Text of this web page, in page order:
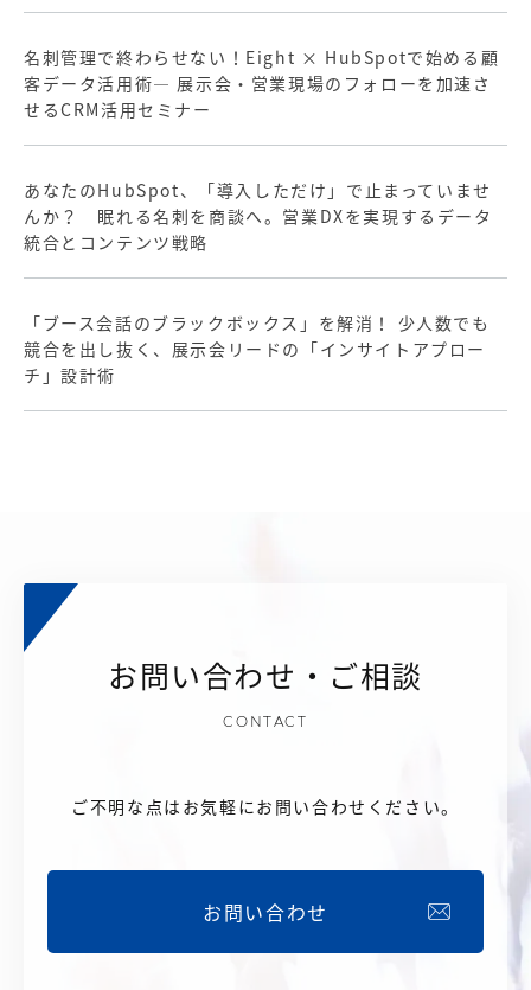
名刺管理で終わらせない！Eight × HubSpotで始める顧
客データ活用術― 展示会・営業現場のフォローを加速さ
せるCRM活用セミナー
あなたのHubSpot、「導入しただけ」で止まっていませ
んか？ 眠れる名刺を商談へ。営業DXを実現するデータ
統合とコンテンツ戦略
「ブース会話のブラックボックス」を解消！ 少人数でも
競合を出し抜く、展示会リードの「インサイトアプロー
チ」設計術
お問い合わせ・ご相談
CONTACT
ご不明な点はお気軽にお問い合わせください。
お問い合わせ